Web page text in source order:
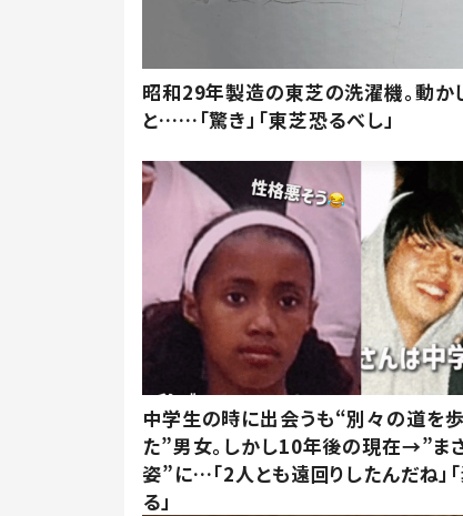
昭和29年製造の東芝の洗濯機。動か
と……「驚き」「東芝恐るべし」
中学生の時に出会うも“別々の道を
た”男女。しかし10年後の現在→”ま
姿”に…「2人とも遠回りしたんだね」
る」